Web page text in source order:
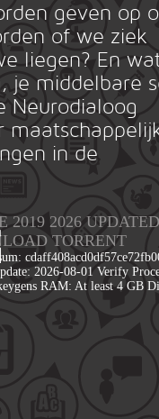
geven op
of we ziek
liegen? En
je middelbare
Neurodialoog
in de
2019 2026 UPDATED
TORRENT
2026-08-01 Verify
RAM: At least 4 GB